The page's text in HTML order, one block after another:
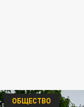
ОБЩЕСТВО